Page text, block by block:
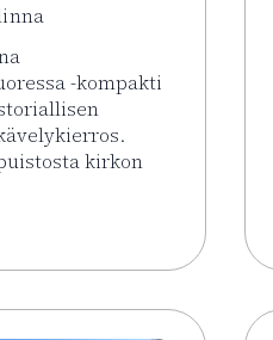
-kompakti
kirkon